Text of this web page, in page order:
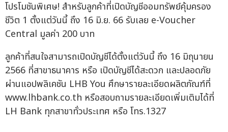
โปรโมชันพิเศษ! สำหรับลูกค้าที่เปิดบัญชีออมทรัพย์คุ้มครอง
ชีวิต 1 ตั้งแต่วันนี้ ถึง 16 มิ.ย. 66 รับเลย e-Voucher
Central มูลค่า 200 บาท
ลูกค้าที่สนใจสามารถเปิดบัญชีได้ตั้งแต่วันนี้ ถึง 16 มิถุนายน
2566 ที่สาขาธนาคาร หรือ เปิดบัญชีได้สะดวก และปลอดภัย
ผ่านแอปพลิเคชัน LHB You ศึกษารายละเอียดผลิตภัณฑ์ที่
www.lhbank.co.th หรือสอบถามรายละเอียดเพิ่มเติมได้ที่
LH Bank ทุกสาขาทั่วประเทศ หรือ โทร.1327